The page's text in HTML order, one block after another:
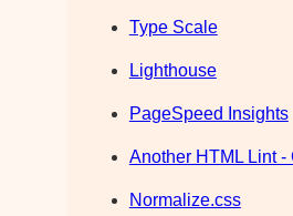
Type Scale
Lighthouse
PageSpeed Insights
Another HTML Lint -
Normalize.css